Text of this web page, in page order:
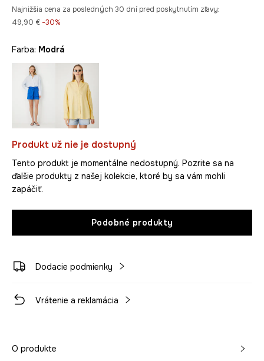
Najnižšia cena za posledných 30 dní pred poskytnutím zľavy:
49,90 € -30%
Farba: modrá
Produkt už nie je dostupný
Tento produkt je momentálne nedostupný. Pozrite sa na
ďalšie produkty z našej kolekcie, ktoré by sa vám mohli
zapáčiť.
Podobné produkty
Dodacie podmienky
Vrátenie a reklamácia
O produkte